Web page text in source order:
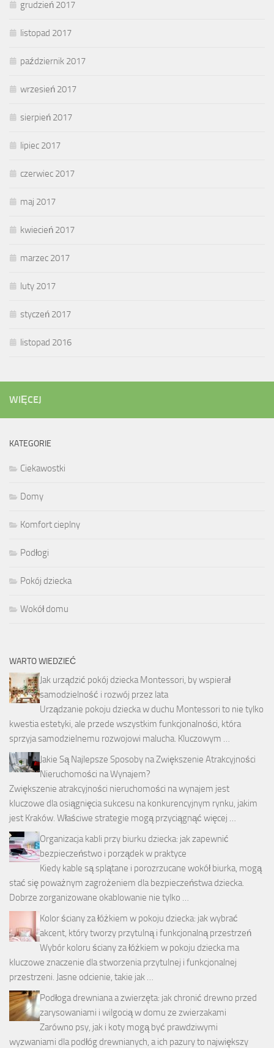
grudzień 2017
listopad 2017
październik 2017
wrzesień 2017
sierpień 2017
lipiec 2017
czerwiec 2017
maj 2017
kwiecień 2017
marzec 2017
luty 2017
styczeń 2017
listopad 2016
WIĘCEJ
KATEGORIE
Ciekawostki
Domy
Komfort cieplny
Podłogi
Pokój dziecka
Wokół domu
WARTO WIEDZIEĆ
Jak urządzić pokój dziecka Montessori, by wspierał
samodzielność i rozwój przez lata
Urządzanie pokoju dziecka w duchu Montessori to nie tylko
kwestia estetyki, ale przede wszystkim funkcjonalności, która
sprzyja samodzielnemu rozwojowi malucha. Kluczowym …
Jakie Są Najlepsze Sposoby na Zwiększenie Atrakcyjności
Nieruchomości na Wynajem?
Zwiększenie atrakcyjności nieruchomości na wynajem jest
kluczowe dla osiągnięcia sukcesu na konkurencyjnym rynku, jakim
jest Kraków. Właściwe strategie mogą przyciągnąć więcej …
Organizacja kabli przy biurku dziecka: jak zapewnić
bezpieczeństwo i porządek w praktyce
Kiedy kable są splątane i porozrzucane wokół biurka, mogą
stać się poważnym zagrożeniem dla bezpieczeństwa dziecka.
Dobrze zorganizowane okablowanie nie tylko …
Kolor ściany za łóżkiem w pokoju dziecka: jak wybrać
akcent, który tworzy przytulną i funkcjonalną przestrzeń
Wybór koloru ściany za łóżkiem w pokoju dziecka ma
kluczowe znaczenie dla stworzenia przytulnej i funkcjonalnej
przestrzeni. Jasne odcienie, takie jak …
Podłoga drewniana a zwierzęta: jak chronić drewno przed
zarysowaniami i wilgocią w domu ze zwierzakami
Zarówno psy, jak i koty mogą być prawdziwymi
wyzwaniami dla podłóg drewnianych, a ich pazury to największy